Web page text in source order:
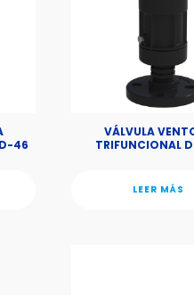
46
VÁLVULA
TRIFUNCIONAL
LEER MÁS